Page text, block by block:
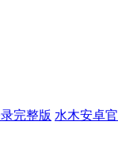
完整版 水木安卓